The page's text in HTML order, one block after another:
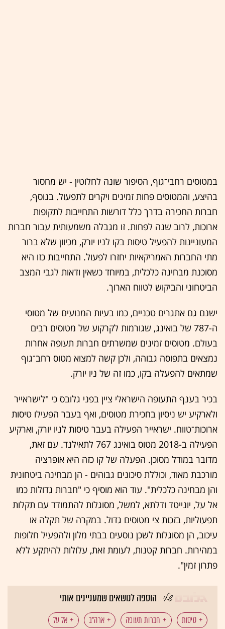
במטוסים רחבי־גוף, הסיפור שונה לחלוטין - יש מחסור
בהיצע, והמטוסים פחות זמינים ויקרים לתפעול. בנוסף,
חברות החכירה בדרך כלל דורשות התחייבות לתקופות
ארוכות, לרוב שנה לפחות. זו מגבלה משמעותית עבור חברות
המעוניינות להפעיל טיסות בקו לניו יורק, מכיוון שלא ברור
מתי החברות האמריקאיות יחזרו לפעול. התחייבות כזו היא
מסוכנת מבחינה כלכלית, במיוחד כשאין ודאות לגבי המצב
הביטחוני והביקוש לטווח הארוך.
ישנם גם אתגרים טכניים, כמו בעיות המנועים של מטוסי
ה-787 של בואינג, שגורמות לקרקוע של מטוסים רבים
בעולם. מטוסים זמינים שמשרתים חברות תעופה אחרות
נמצאים בתפוסה גבוהה, ולכן קשה למצוא מטוס רחב־גוף
שמתאים להפעלה בקו, כמו זה של ניו יורק.
בכיר בענף התעופה הישראלי ציין בפני גלובס כי "לישראייר
ולארקיע יש ניסיון בחכירת מטוסים, ואף בעבר הפעילו טיסות
ארוכות־טווח. ישראייר הפעילה בעבר טיסות לניו יורק, וארקיע
הפעילה ב-2018 מטוס בואינג 767 לתאילנד. עם זאת,
מדובר במודל מסוכן. הפעלה של קו כזה היא אופרציה
מורכבת מאוד, וכוללת סיכונים גבוהים - הן מבחינה ביטחונית
והן מבחינה כלכלית". עוד הוא מוסיף כי "חברות גדולות כמו
אל על, יונייטד ודלתא, למשל, מסוגלות להתמודד עם תקלות
תפעוליות, בזכות צי מטוסים גדול. במקרה של תקלה או
עיכוב, הן מסוגלות לשכן נוסעים בבתי מלון ולהפעיל חלופות
במהירות. חברות קטנות, לעומת זאת, עלולות להיתקע ללא
פתרון זמין".
הוספה לנושאים שמעניינים אותי
טיסות חברות תעופה ארה"ב אל על